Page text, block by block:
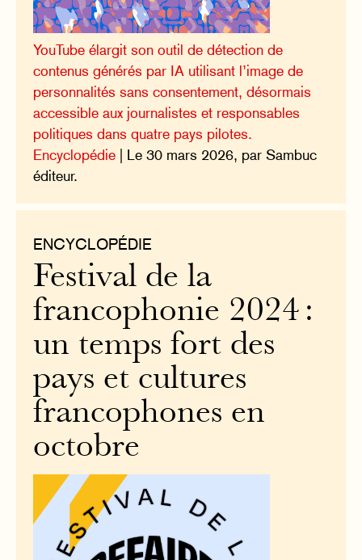
YouTube élargit son outil de détection de
contenus générés par IA utilisant l’image de
personnalités sans consentement, désormais
accessible aux journalistes et responsables
politiques dans quatre pays pilotes.
Encyclopédie | Le 30 mars 2026, par Sambuc
éditeur.
ENCYCLOPÉDIE
Festival de la
francophonie 2024 :
un temps fort des
pays et cultures
francophones en
octobre